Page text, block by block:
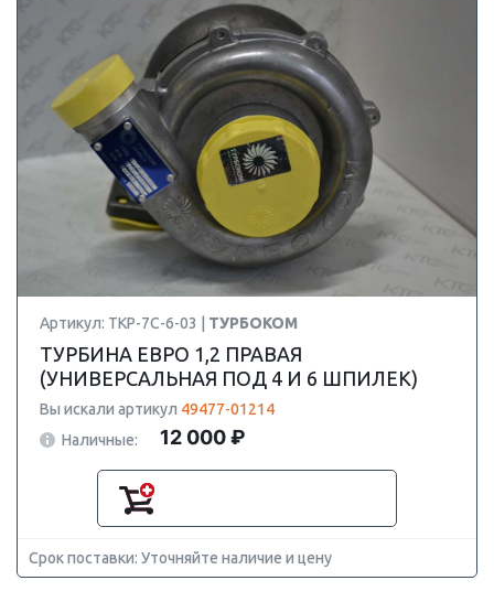
Артикул: ТКР-7С-6-03 | ТУРБОКОМ
ТУРБИНА ЕВРО 1,2 ПРАВАЯ
(УНИВЕРСАЛЬНАЯ ПОД 4 И 6 ШПИЛЕК)
Вы искали артикул 49477-01214
Наличные:
12 000 ₽
Срок поставки: Уточняйте наличие и цену